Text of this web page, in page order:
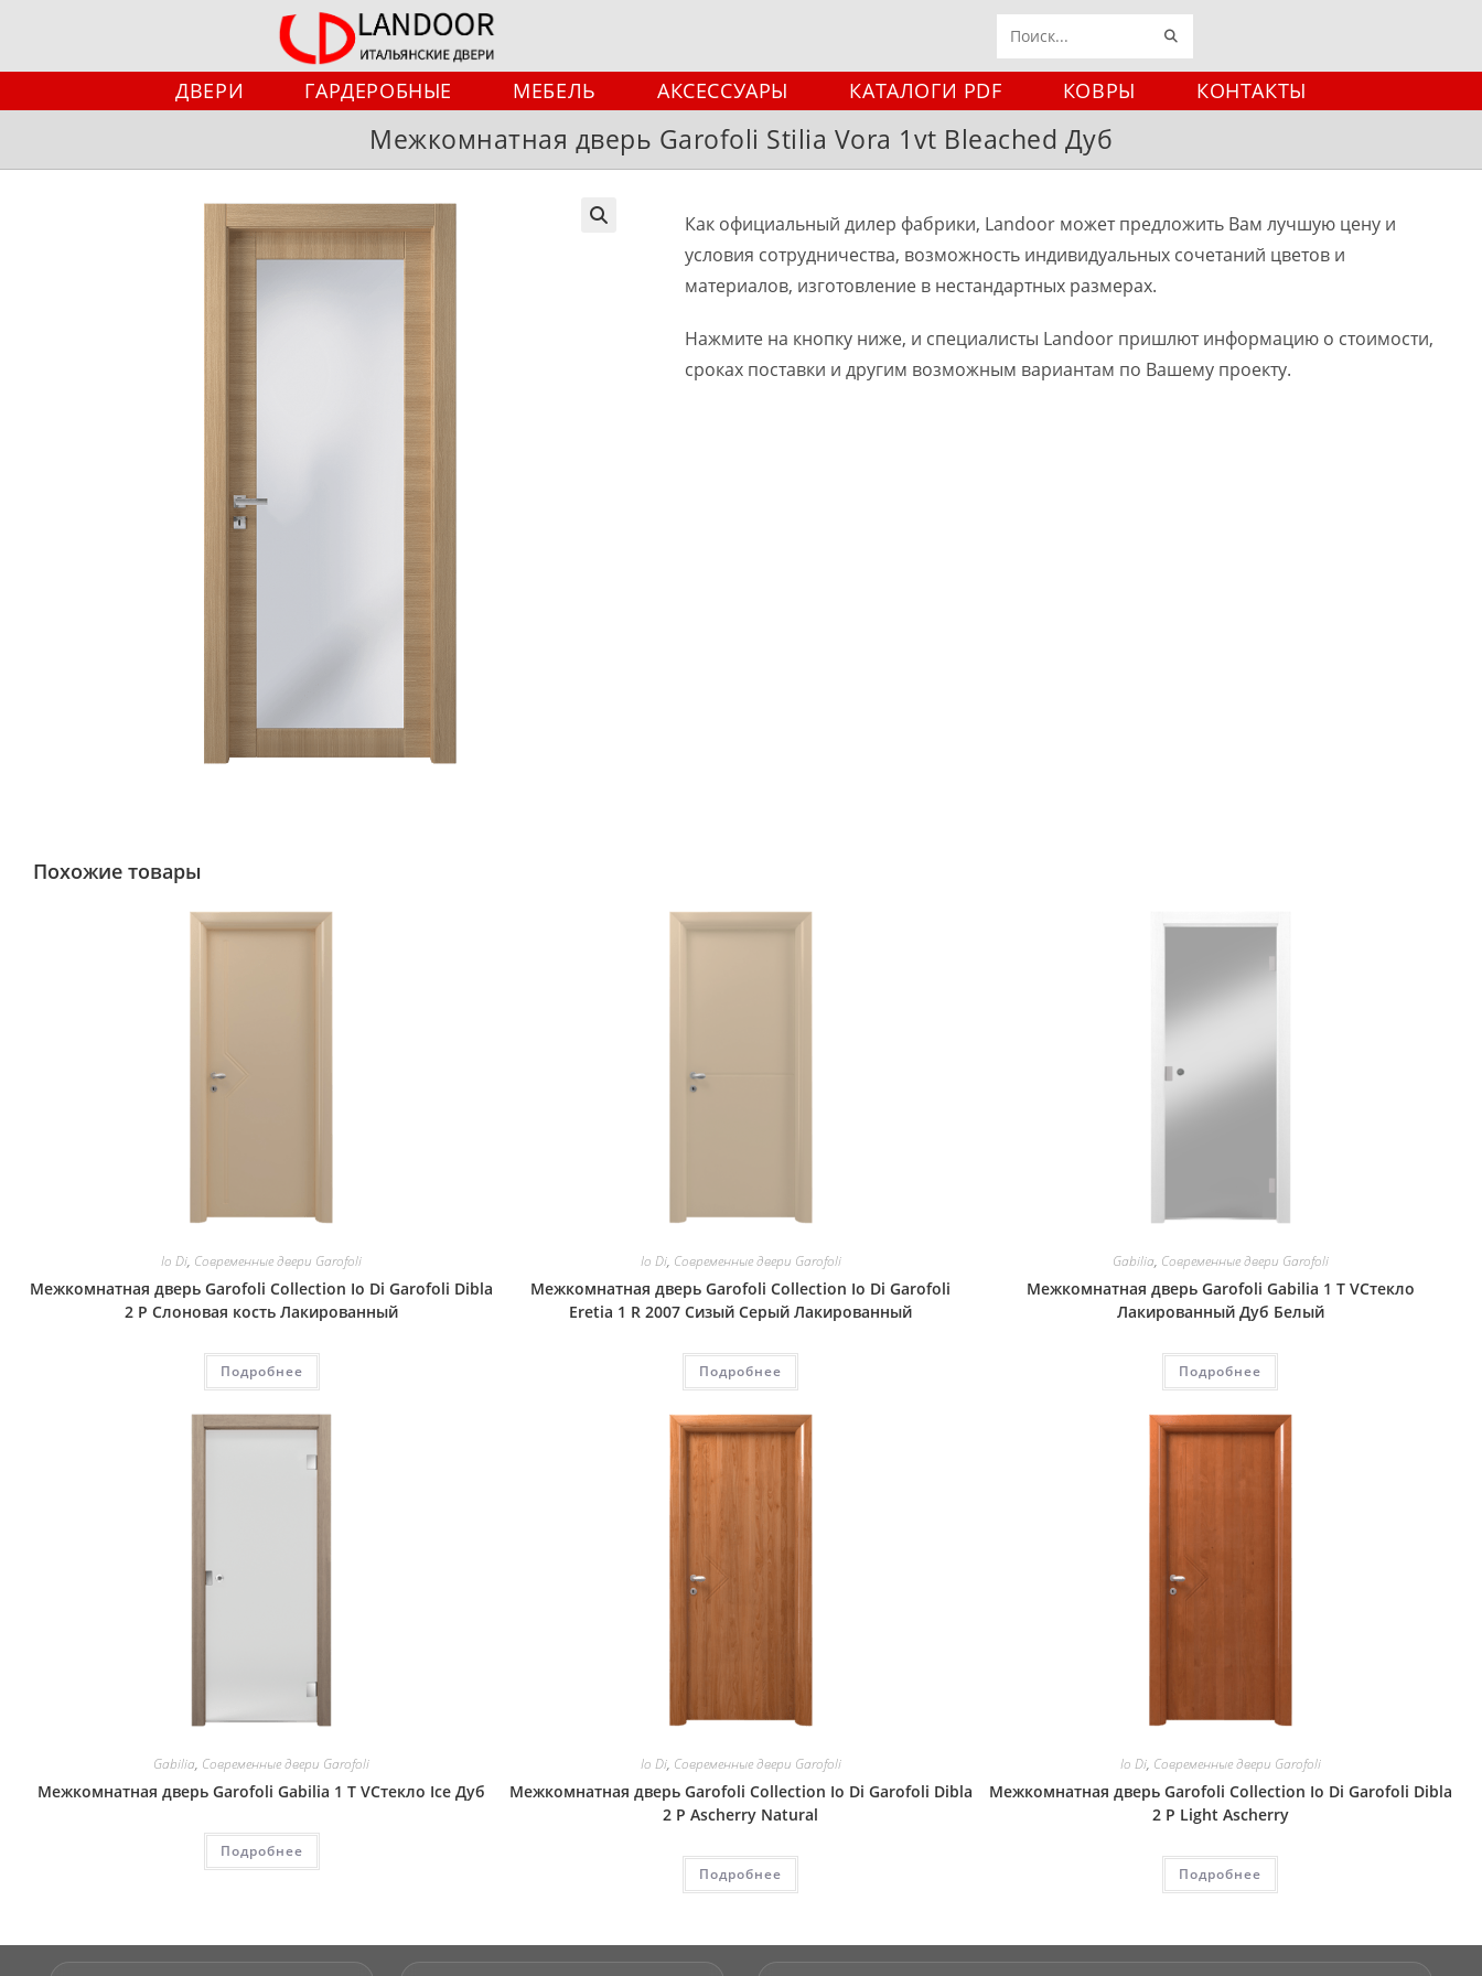
содержимому
Поиск
ДВЕРИ ГАРДЕРОБНЫЕ МЕБЕЛЬ АКСЕССУАРЫ КАТАЛОГИ PDF КОВРЫ КОНТАКТЫ
Межкомнатная дверь Garofoli Stilia Vora 1vt Bleached Дуб
Как официальный дилер фабрики, Landoor может предложить Вам лучшую цену и
условия сотрудничества, возможность индивидуальных сочетаний цветов и
материалов, изготовление в нестандартных размерах.
Нажмите на кнопку ниже, и специалисты Landoor пришлют информацию о стоимости,
сроках поставки и другим возможным вариантам по Вашему проекту.
Похожие товары
Io Di, Современные двери Garofoli
Межкомнатная дверь Garofoli Collection Io Di Garofoli Dibla
2 P Слоновая кость Лакированный
Подробнее
Io Di, Современные двери Garofoli
Межкомнатная дверь Garofoli Collection Io Di Garofoli
Eretia 1 R 2007 Сизый Серый Лакированный
Подробнее
Gabilia, Современные двери Garofoli
Межкомнатная дверь Garofoli Gabilia 1 T VСтекло
Лакированный Дуб Белый
Подробнее
Gabilia, Современные двери Garofoli
Межкомнатная дверь Garofoli Gabilia 1 T VСтекло Ice Дуб
Подробнее
Io Di, Современные двери Garofoli
Межкомнатная дверь Garofoli Collection Io Di Garofoli Dibla
2 P Ascherry Natural
Подробнее
Io Di, Современные двери Garofoli
Межкомнатная дверь Garofoli Collection Io Di Garofoli Dibla
2 P Light Ascherry
Подробнее